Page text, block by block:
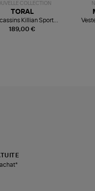
COLLECTION
189,00 €
TORAL
Killian Sport
Mousse